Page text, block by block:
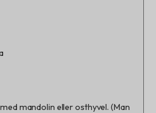
mandolin eller osthyvel. (Man